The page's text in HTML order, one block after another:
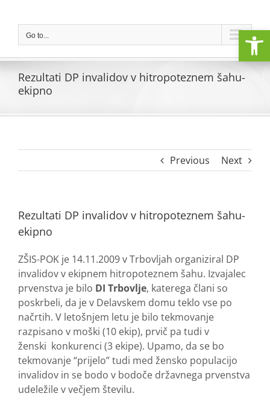
contentGo to...
Rezultati DP invalidov v hitropoteznem šahu-
ekipno
Previous Next
Rezultati DP invalidov v hitropoteznem šahu-
ekipno
ZŠIS-POK je 14.11.2009 v Trbovljah organiziral DP
invalidov v ekipnem hitropoteznem šahu. Izvajalec
prvenstva je bilo DI Trbovlje, katerega člani so
poskrbeli, da je v Delavskem domu teklo vse po
načrtih. V letošnjem letu je bilo tekmovanje
razpisano v moški (10 ekip), prvič pa tudi v
ženski konkurenci (3 ekipe). Upamo, da se bo
tekmovanje “prijelo” tudi med žensko populacijo
invalidov in se bodo v bodoče državnega prvenstva
udeležile v večjem številu.